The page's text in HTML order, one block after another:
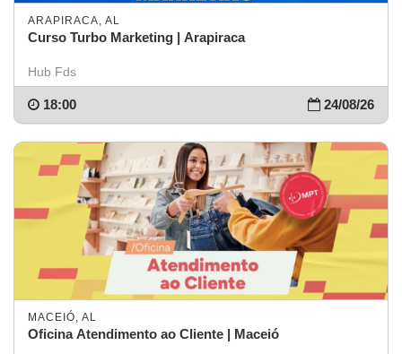
ARAPIRACA, AL
Curso Turbo Marketing | Arapiraca
Hub Fds
24/08/26
18:00
MACEIÓ, AL
Oficina Atendimento ao Cliente | Maceió